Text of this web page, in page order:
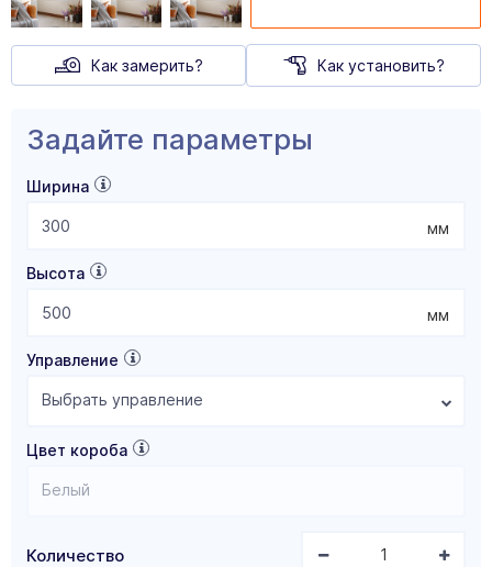
Как замерить? Как установить?
Задайте параметры
Ширина
мм
Высота
мм
Управление
Выбрать управление
Цвет короба
Белый
Количество